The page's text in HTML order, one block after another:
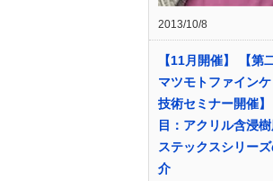
2013/10/8
【11月開催】 【
マツモトファイン
技術セミナー開催
目：アクリル含浸
ステックスシリー
介